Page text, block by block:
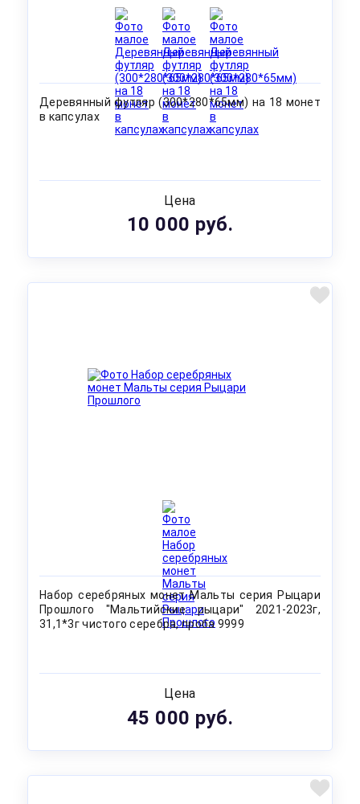
Деревянный футляр (300*280*65мм) на 18 монет
в капсулах
Цена
10 000 руб.
Набор серебряных монет Мальты серия Рыцари
Прошлого "Мальтийские рыцари" 2021-2023г,
31,1*3г чистого серебра, проба 9999
Цена
45 000 руб.